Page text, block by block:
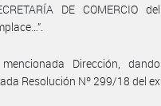
DE COMERCIO del
Dirección, dando
Resolución Nº 299/18 del ex